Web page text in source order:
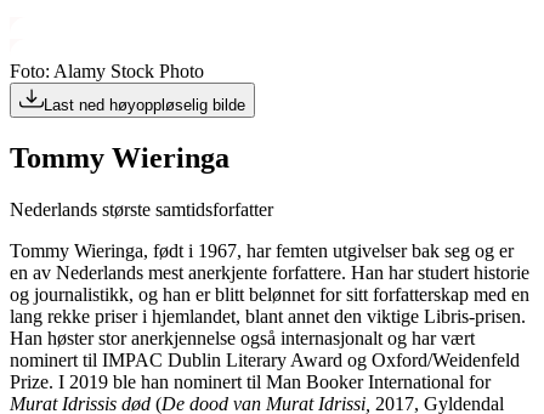
Foto: Alamy Stock Photo
Last ned høyoppløselig bilde
Tommy Wieringa
Nederlands største samtidsforfatter
Tommy Wieringa, født i 1967, har femten utgivelser bak seg og er
en av Nederlands mest anerkjente forfattere. Han har studert historie
og journalistikk, og han er blitt belønnet for sitt forfatterskap med en
lang rekke priser i hjemlandet, blant annet den viktige Libris-prisen.
Han høster stor anerkjennelse også internasjonalt og har vært
nominert til IMPAC Dublin Literary Award og Oxford/Weidenfeld
Prize. I 2019 ble han nominert til Man Booker International for
Murat Idrissis død (De dood van Murat Idrissi, 2017, Gyldendal